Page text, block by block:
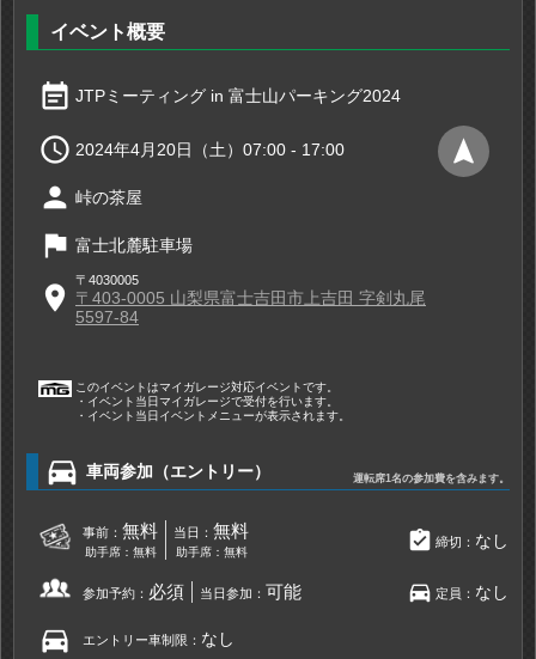
イベント概要
event_note JTPミーティング in 富士山パーキング2024
 2024年4月20日（土）07:00 - 17:00
person 峠の茶屋
flag 富士北麓駐車場
place
〒4030005
〒403-0005 山梨県富士吉田市上吉田 字剣丸尾
5597-84
このイベントはマイガレージ対応イベントです。
・イベント当日マイガレージで受付を行います。
・イベント当日イベントメニューが表示されます。
navigation
directions_car 車両参加（エントリー） 運転席1名の参加費を含みます。
事前： 無料
助手席：無料
当日： 無料
助手席：無料 assignment_turned_in 締切： なし
参加予約： 必須 当日参加： 可能 directions_car 定員： なし
directions_car エントリー車制限： なし